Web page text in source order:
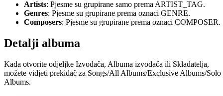
Artists: Pjesme su grupirane samo prema ARTIST_TAG.
Genres: Pjesme su grupirane prema oznaci GENRE.
Composers: Pjesme su grupirane prema oznaci COMPOSER.
Detalji albuma
Kada otvorite odjeljke Izvođača, Albuma izvođača ili Skladatelja,
možete vidjeti prekidač za Songs/All Albums/Exclusive Albums/Solo
Albums.